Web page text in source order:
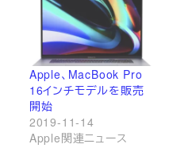
Apple、MacBook Pro
16インチモデルを販売
開始
2019-11-14
Apple関連ニュース